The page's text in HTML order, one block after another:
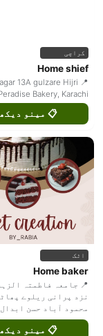
کراچی
Home shief
13A gulzare Hijri
Bakery, Karachi
📋 مینو
اٹک
Home baker
📍 جامعہ فاطمتہ
نزد پرانی ریلوے
محمود آباد حسن ابدال
📋 مینو